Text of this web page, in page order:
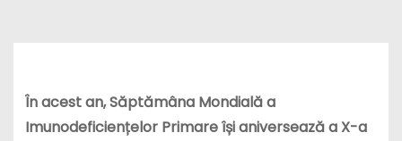
În acest an, Săptămâna Mondială a
Imunodeficiențelor Primare își aniversează a X-a